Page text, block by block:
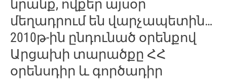
նրանք, ովքեր այսօր
մեղադրում են վարչապետին…
2010թ-ին ընդունած օրենքով
Արցախի տարածքը ՀՀ
օրենսդիր և գործադիր